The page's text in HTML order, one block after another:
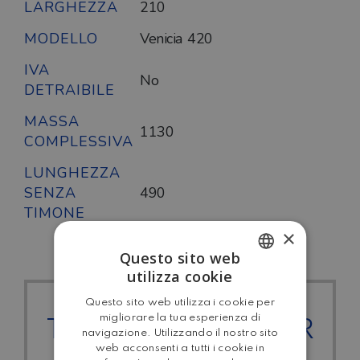
LARGHEZZA
210
MODELLO
Venicia 420
IVA
DETRAIBILE
No
MASSA
COMPLESSIVA 1130
LUNGHEZZA
SENZA
TIMONE
490
TUTTI I CARAVELAIR
ENGLISH
×
Questo sito web
utilizza cookie
Questo sito web utilizza i cookie per
migliorare la tua esperienza di
navigazione. Utilizzando il nostro sito
web acconsenti a tutti i cookie in